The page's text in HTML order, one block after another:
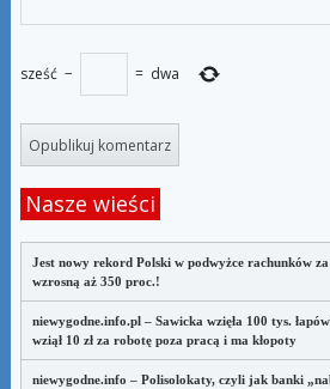
sześć − = dwa
Nasze wieści
Jest nowy rekord Polski w podwyżce rachunków
wzrosną aż 350 proc.!
niewygodne.info.pl – Sawicka wzięła 100 tys.
wziął 10 zł za robotę poza pracą i ma kłopoty
niewygodne.info – Polisolokaty, czyli jak banki